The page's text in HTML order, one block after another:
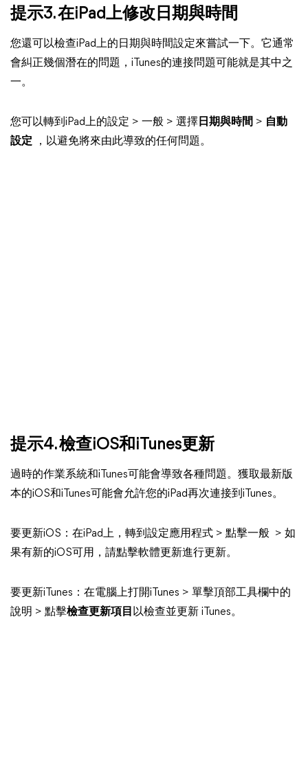
提示3. 在iPad上修改日期與時間
您還可以檢查iPad上的日期與時間設定來嘗試一下。它通常
會糾正幾個潛在的問題，iTunes的連接問題可能就是其中之
一。
您可以轉到iPad上的設定 > 一般 > 選擇 日期與時間 > 自動
設定 ，以避免將來由此導致的任何問題。
提示4. 檢查iOS和iTunes更新
過時的作業系統和iTunes可能會導致各種問題。獲取最新版
本的iOS和iTunes可能會允許您的iPad再次連接到iTunes。
要更新iOS：在iPad上，轉到設定應用程式 > 點擊一般 > 如
果有新的iOS可用，請點擊軟體更新進行更新。
要更新iTunes：在電腦上打開iTunes > 單擊頂部工具欄中的
說明 > 點擊檢查更新項目 以檢查並更新 iTunes。